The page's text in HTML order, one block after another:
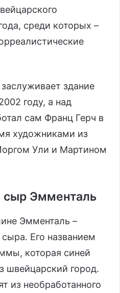
среди которых –
здание
году, а над
сам Франц Герч в
художниками из
Ули и Мартином
сыр Эмменталь
Эмменталь –
Его названием
которая синей
швейцарский город.
из необработанного